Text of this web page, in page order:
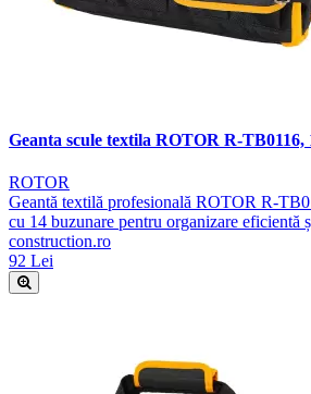
Geanta scule textila ROTOR R-TB0116,
ROTOR
Geantă textilă profesională ROTOR R-
cu 14 buzunare pentru organizare eficientă
construction.ro
92 Lei